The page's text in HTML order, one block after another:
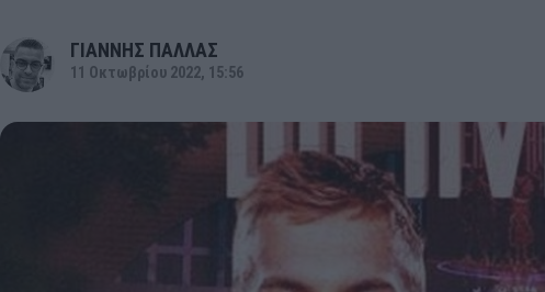
ΓΙΑΝΝΗΣ ΠΑΛΛΑΣ
11 Οκτωβρίου 2022, 15:56